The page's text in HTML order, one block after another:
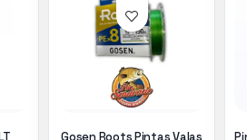
Gosen Roots Pintas Valas